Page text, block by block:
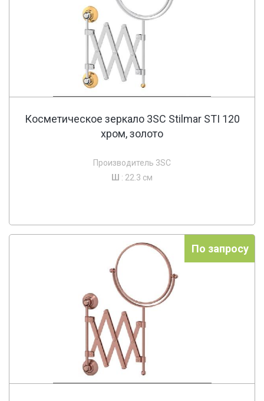
Косметическое зеркало 3SC Stilmar STI 120
хром, золото
Производитель 3SC
Ш : 22.3 см
По запросу